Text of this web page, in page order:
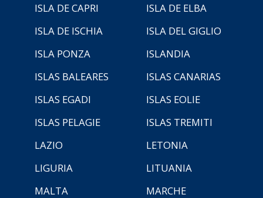
ISLA DE CAPRI
ISLA DE ELBA
ISLA DE ISCHIA
ISLA DEL GIGLIO
ISLA PONZA
ISLANDIA
ISLAS BALEARES
ISLAS CANARIAS
ISLAS EGADI
ISLAS EOLIE
ISLAS PELAGIE
ISLAS TREMITI
LAZIO
LETONIA
LIGURIA
LITUANIA
MALTA
MARCHE